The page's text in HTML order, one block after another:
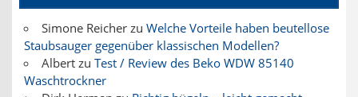
Simone Reicherzu Welche Vorteile haben beutellose
Staubsauger gegenüber klassischen Modellen?
Albertzu Test / Review des Beko WDW 85140
Waschtrockner